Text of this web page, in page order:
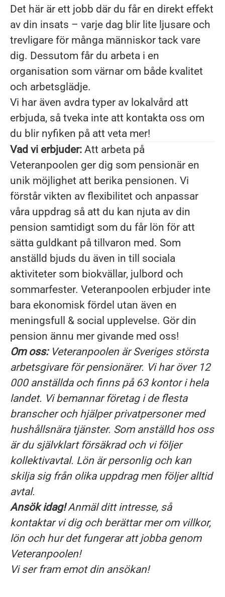
Det här är ett jobb där du får en direkt effekt
av din insats – varje dag blir lite ljusare och
trevligare för många människor tack vare
dig. Dessutom får du arbeta i en
organisation som värnar om både kvalitet
och arbetsglädje.
Vi har även avdra typer av lokalvård att
erbjuda, så tveka inte att kontakta oss om
du blir nyfiken på att veta mer!
Vad vi erbjuder: Att arbeta på
Veteranpoolen ger dig som pensionär en
unik möjlighet att berika pensionen. Vi
förstår vikten av flexibilitet och anpassar
våra uppdrag så att du kan njuta av din
pension samtidigt som du får lön för att
sätta guldkant på tillvaron med. Som
anställd bjuds du även in till sociala
aktiviteter som biokvällar, julbord och
sommarfester. Veteranpoolen erbjuder inte
bara ekonomisk fördel utan även en
meningsfull & social upplevelse. Gör din
pension ännu mer givande med oss!
Om oss:Veteranpoolen är Sveriges största
arbetsgivare för pensionärer. Vi har över 12
000 anställda och finns på 63 kontor i hela
landet. Vi bemannar företag i de flesta
branscher och hjälper privatpersoner med
hushållsnära tjänster. Som anställd hos oss
är du självklart försäkrad och vi följer
kollektivavtal. Lön är personlig och kan
skilja sig från olika uppdrag men följer alltid
avtal.
Ansök idag!Anmäl ditt intresse, så
kontaktar vi dig och berättar mer om villkor,
lön och hur det fungerar att jobba genom
Veteranpoolen!
Vi ser fram emot din ansökan!